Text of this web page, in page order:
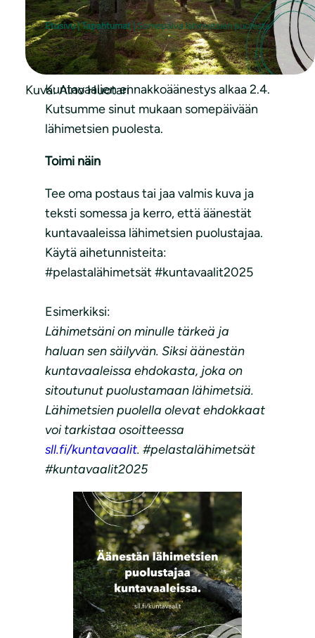
Kuva: Aino Huotari
Etusivu|Tapahtumat|Somepäivä lähimetsien puolesta
Kuntavaalien ennakkoäänestys alkaa 2.4.
Kutsumme sinut mukaan somepäivään
lähimetsien puolesta.
Toimi näin
Tee oma postaus tai jaa valmis kuva ja
teksti somessa ja kerro, että äänestät
kuntavaaleissa lähimetsien puolustajaa.
Käytä aihetunnisteita:
#pelastalähimetsät #kuntavaalit2025
Esimerkiksi:
Lähimetsäni on minulle tärkeä ja
haluan sen säilyvän. Siksi äänestän
kuntavaaleissa ehdokasta, joka on
sitoutunut puolustamaan lähimetsiä.
Lähimetsien puolella olevat ehdokkaat
voi tarkistaa osoitteessa
sll.fi/kuntavaalit. #pelastalähimetsät
#kuntavaalit2025